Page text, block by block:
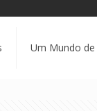
Um Mundo